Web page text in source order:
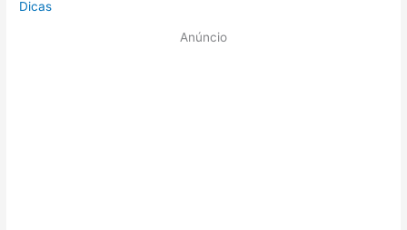
Dicas
Anúncio